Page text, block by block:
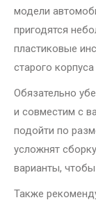
модели
пригодятся
пластиковые
старого
Обязательно
и совместим с
подойти по
усложнят
варианты,
Также